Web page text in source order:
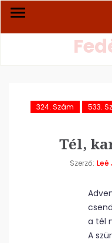
324. Szám 533.
Tél,
Szerző: Leé
a tél
A